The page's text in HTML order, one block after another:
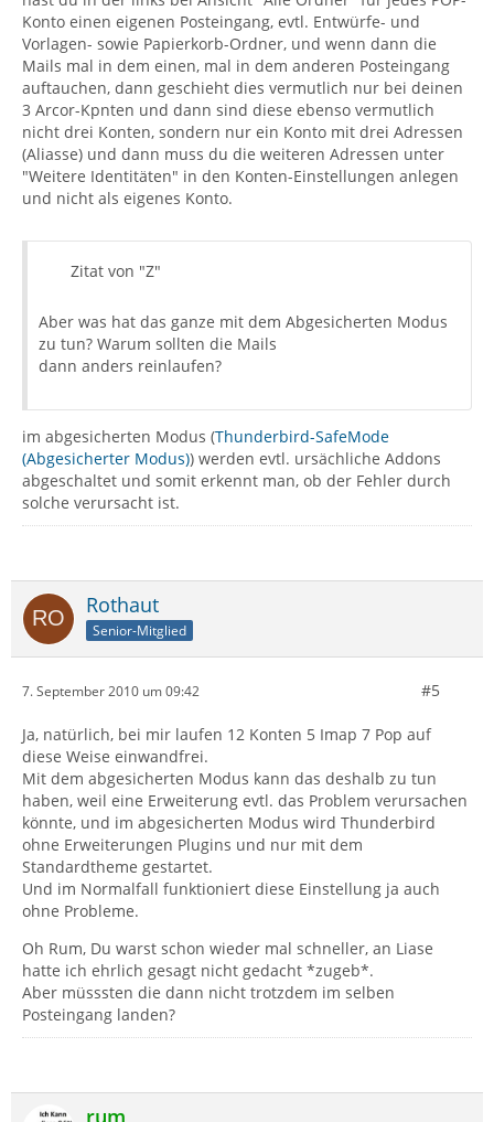
Konto einen eigenen Posteingang, evtl. Entwürfe- und
Vorlagen- sowie Papierkorb-Ordner, und wenn dann die
Mails mal in dem einen, mal in dem anderen Posteingang
auftauchen, dann geschieht dies vermutlich nur bei deinen
3 Arcor-Kpnten und dann sind diese ebenso vermutlich
nicht drei Konten, sondern nur ein Konto mit drei Adressen
(Aliasse) und dann muss du die weiteren Adressen unter
"Weitere Identitäten" in den Konten-Einstellungen anlegen
und nicht als eigenes Konto.
Zitat von "Z"
Aber was hat das ganze mit dem Abgesicherten Modus
zu tun? Warum sollten die Mails
dann anders reinlaufen?
im abgesicherten Modus (Thunderbird-SafeMode
(Abgesicherter Modus)) werden evtl. ursächliche Addons
abgeschaltet und somit erkennt man, ob der Fehler durch
solche verursacht ist.
Rothaut
Senior-Mitglied
7. September 2010 um 09:42 #5
Ja, natürlich, bei mir laufen 12 Konten 5 Imap 7 Pop auf
diese Weise einwandfrei.
Mit dem abgesicherten Modus kann das deshalb zu tun
haben, weil eine Erweiterung evtl. das Problem verursachen
könnte, und im abgesicherten Modus wird Thunderbird
ohne Erweiterungen Plugins und nur mit dem
Standardtheme gestartet.
Und im Normalfall funktioniert diese Einstellung ja auch
ohne Probleme.
Oh Rum, Du warst schon wieder mal schneller, an Liase
hatte ich ehrlich gesagt nicht gedacht *zugeb*.
Aber müsssten die dann nicht trotzdem im selben
Posteingang landen?
rum